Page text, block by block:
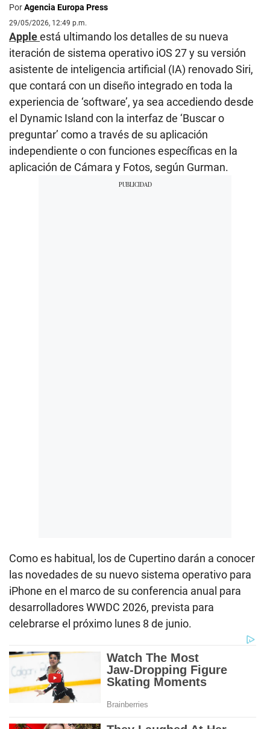
PorAgencia Europa Press
29/05/2026, 12:49 p.m.
Appleestá ultimando los detalles de su nueva
iteración de sistema operativo iOS 27 y su versión
asistente de inteligencia artificial (IA) renovado Siri,
que contará con un diseño integrado en toda la
experiencia de ‘software’, ya sea accediendo desde
el Dynamic Island con la interfaz de ‘Buscar o
preguntar’ como a través de su aplicación
independiente o con funciones específicas en la
aplicación de Cámara y Fotos, según Gurman.
Como es habitual, los de Cupertino darán a conocer
las novedades de su nuevo sistema operativo para
iPhone en el marco de su conferencia anual para
desarrolladores WWDC 2026, prevista para
celebrarse el próximo lunes 8 de junio.